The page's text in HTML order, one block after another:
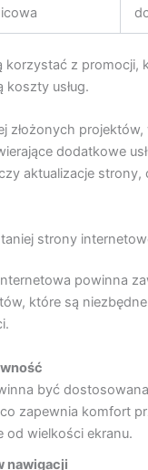
korzystać z promocji,
usług.
złożonych
dodatkowe
aktualizacje
strony
powinna
które są
być
zapewnia komfort
od wielkości ekranu.
nawigacji